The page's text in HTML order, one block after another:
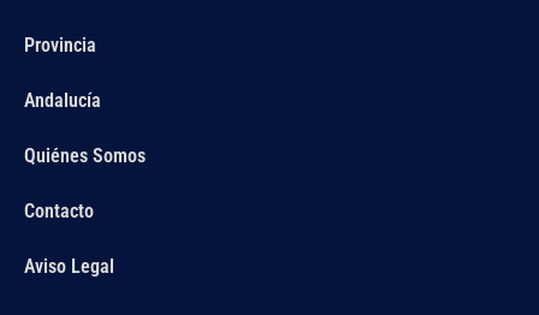
Provincia
Andalucía
Quiénes Somos
Contacto
Aviso Legal